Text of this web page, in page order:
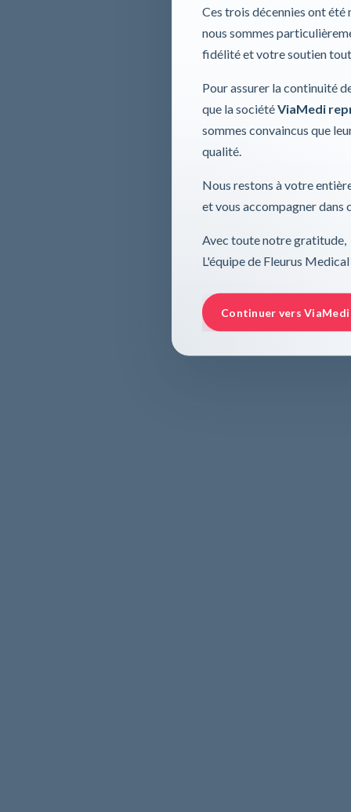
Ces trois décennies ont
nous sommes
fidélité et votre soutien
Pour assurer la continuité
que la sociétéViaMedi
sommes convaincus que
qualité.
Nous restons à votre
et vous accompagner dans
Avec toute notre gratitude,
L'équipe de Fleurus Medical
Continuer vers ViaMedi